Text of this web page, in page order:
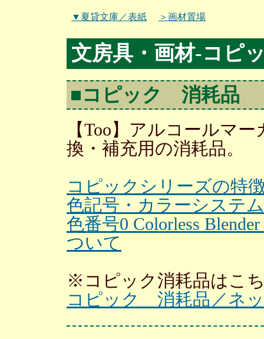
▼夏貸文庫／表紙 ＞画材置場
文房具・画材-コピ
■コピック 消耗品
【Too】アルコールマ
換・補充用の消耗品。
コピックシリーズの特
色記号・カラーシステ
色番号0 Colorless
ついて
※コピック消耗品はこ
コピック 消耗品／ネ